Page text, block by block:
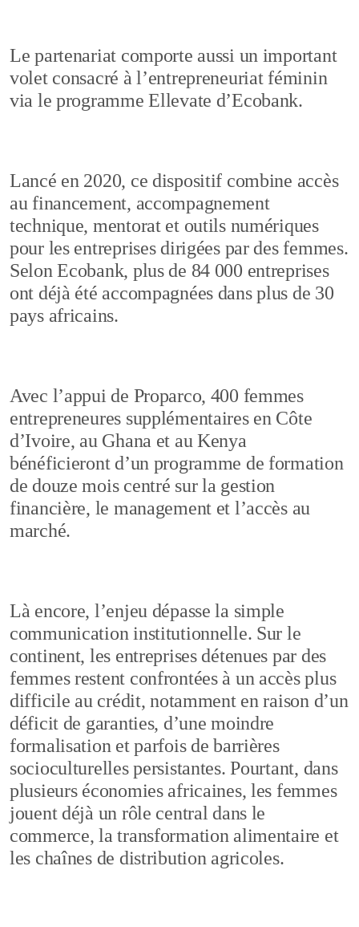
Le partenariat comporte aussi un important
volet consacré à l’entrepreneuriat féminin
via le programme Ellevate d’Ecobank.
Lancé en 2020, ce dispositif combine accès
au financement, accompagnement
technique, mentorat et outils numériques
pour les entreprises dirigées par des femmes.
Selon Ecobank, plus de 84 000 entreprises
ont déjà été accompagnées dans plus de 30
pays africains.
Avec l’appui de Proparco, 400 femmes
entrepreneures supplémentaires en Côte
d’Ivoire, au Ghana et au Kenya
bénéficieront d’un programme de formation
de douze mois centré sur la gestion
financière, le management et l’accès au
marché.
Là encore, l’enjeu dépasse la simple
communication institutionnelle. Sur le
continent, les entreprises détenues par des
femmes restent confrontées à un accès plus
difficile au crédit, notamment en raison d’un
déficit de garanties, d’une moindre
formalisation et parfois de barrières
socioculturelles persistantes. Pourtant, dans
plusieurs économies africaines, les femmes
jouent déjà un rôle central dans le
commerce, la transformation alimentaire et
les chaînes de distribution agricoles.